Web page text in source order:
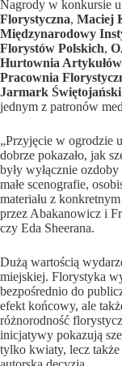
Nagrody w konkursie
Florystyczna, Maciej
Międzynarodowy
Florystów Polskich,
Hurtownia
Pracownia
Jarmark
jednym z patronów
„Przyjęcie w ogrodzie
dobrze pokazało, jak
były wyłącznie
małe scenografie,
materiału z
przez Abakanowicz i
czy Eda Sheerana.
Dużą wartością
miejskiej. Florystyka
bezpośrednio do
efekt końcowy, ale
różnorodność
inicjatywy pokazują
tylko kwiaty, lecz także